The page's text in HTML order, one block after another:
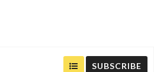
SUBSCRIBE